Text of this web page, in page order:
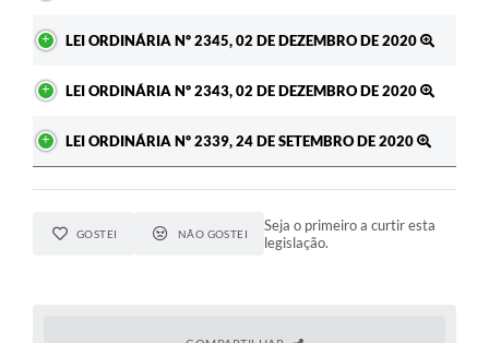
LEI ORDINÁRIA Nº 2345, 02 DE DEZEMBRO DE 2020
LEI ORDINÁRIA Nº 2343, 02 DE DEZEMBRO DE 2020
LEI ORDINÁRIA Nº 2339, 24 DE SETEMBRO DE 2020
GOSTEI NÃO GOSTEI
Seja o primeiro a curtir esta
legislação.